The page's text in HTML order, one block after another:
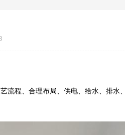
程、合理布局、供电、给水、排水